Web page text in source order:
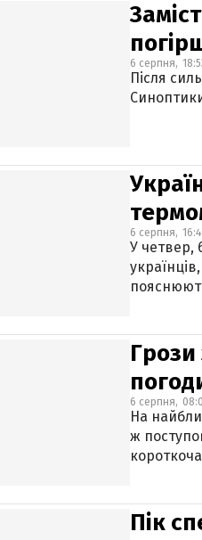
6 серпня,
Після
6 серпня,
У четвер,
Грози
6 серпня,
На
ж
Пік